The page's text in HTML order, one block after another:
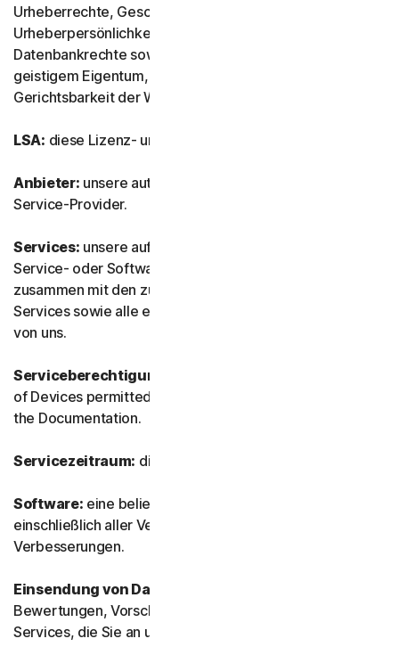
Urheberrechte, Geschäftsgeheimnisse,
Urheberpersönlichkeitsrechte, Know-how, Daten- und
Datenbankrechte sowie alle anderen Rechte an
geistigem Eigentum, die in einem Land oder einer
Gerichtsbarkeit der Welt anerkannt sind.
LSA: diese Lizenz- und Servicevereinbarung.
Anbieter: unsere autorisierten Vertriebspartner und IT-
Service-Provider.
Services: unsere auf Abonnements basierenden
Service- oder Software-as-a-Service(SaaS)-Angebote
zusammen mit den zugehörigen Funktionen oder
Services sowie alle einmaligen Services oder Produkte
von uns.
Serviceberechtigung:
of Devices permitted to use the Software, as specified in
the Documentation.
Servicezeitraum: die Gültigkeitsdauer des Service.
Software: eine beliebige Software von uns,
einschließlich aller Versionen, Revisionen, Updates und
Verbesserungen.
Einsendung von Daten:
Bewertungen, Vorschläge, Kommentare oder Ideen zu
Services, die Sie an uns senden.